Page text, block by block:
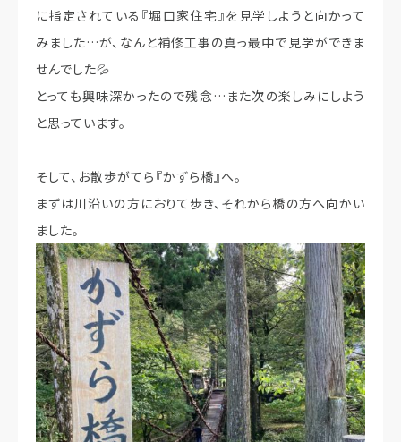
に指定されている『堀口家住宅』を見学しようと向かって
みました…が、なんと補修工事の真っ最中で見学ができま
せんでした💦
とっても興味深かったので残念…また次の楽しみにしよう
と思っています。
そして、お散歩がてら『かずら橋』へ。
まずは川沿いの方におりて歩き、それから橋の方へ向かい
ました。